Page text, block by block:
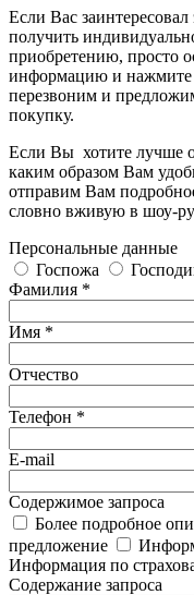
Если Вас
получить
приобретению, просто
информацию и нажмите
перезвоним и
покупку.
Если Вы хотите лучше
каким образом Вам
отправим Вам
словно вживую в шоу-
Персональные данные
Госпожа
Фамилия *
Имя *
Отчество
Телефон *
E-mail
Содержимое запроса
Более подробное
предложение
Информация по
Содержание запроса